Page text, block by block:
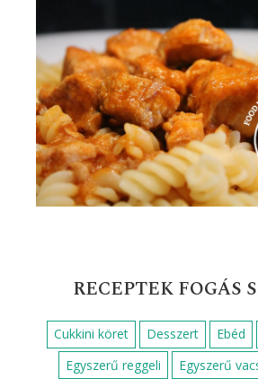
Karácsonyi sütemények
Kelt
Köret
Leves receptek
Nyári receptek
Palacsinta
Szilveszteri receptek
Sütemények, süti receptek
Tojásételek
Tészta egytálételek
Tészták
Vasárnapi sütemények
Ünnepi sütemények